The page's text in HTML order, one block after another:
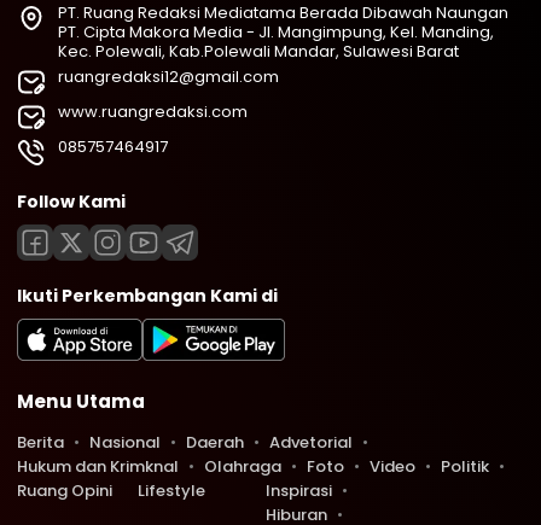
PT. Ruang Redaksi Mediatama Berada Dibawah Naungan
PT. Cipta Makora Media - Jl. Mangimpung, Kel. Manding,
Kec. Polewali, Kab.Polewali Mandar, Sulawesi Barat
ruangredaksi12@gmail.com
www.ruangredaksi.com
085757464917
Follow Kami
Ikuti Perkembangan Kami di
Menu Utama
Berita Nasional Daerah
Advetorial
Hukum dan Krimknal
Olahraga Foto Video
Politik
Ruang Opini
Lifestyle
Inspirasi
Hiburan